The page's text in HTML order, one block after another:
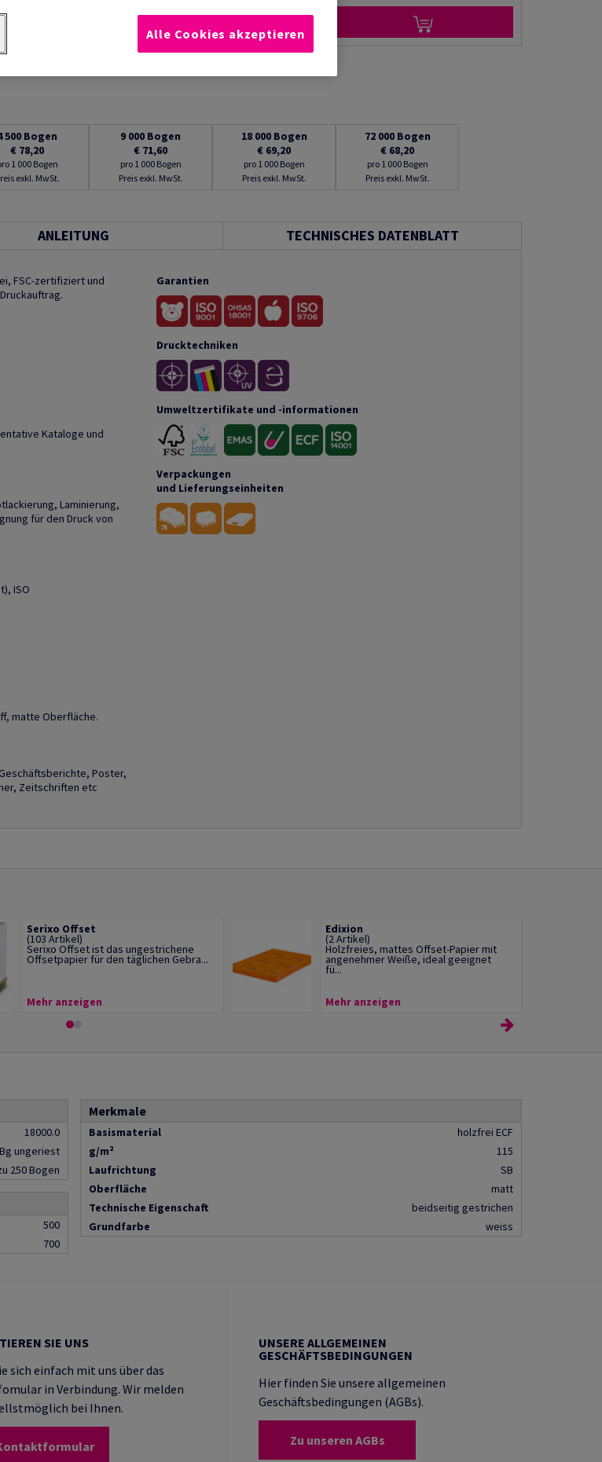
500 Bogen
€ 78,20
1 000 Bogen
exkl. MwSt.
9 000 Bogen
€ 71,60
pro 1 000 Bogen
Preis exkl. MwSt.
18 000 Bogen
€ 69,20
pro 1 000 Bogen
Preis exkl. MwSt.
72 000 Bogen
€ 68,20
pro 1 000 Bogen
Preis exkl. MwSt.
ANLEITUNG TECHNISCHES DATENBLATT
FSC-zertifiziert und
Kataloge und
Laminierung,
für den Druck von
ISO
matte Oberfläche.
Poster,
Zeitschriften etc
Garantien
Drucktechniken
Umweltzertifikate und -informationen
Verpackungen
und Lieferungseinheiten
Serixo Offset
(103 Artikel)
Serixo Offset ist das ungestrichene
Offsetpapier für den täglichen Gebra...
Mehr anzeigen
Edixion
(2 Artikel)
Holzfreies, mattes Offset-Papier mit
angenehmer Weiße, ideal geeignet
fü...
Mehr anzeigen
18000.0
ungeriest
250 Bogen
500
700
Merkmale
Basismaterial
holzfrei ECF
g/m²
115
Laufrichtung
SB
Oberfläche
matt
Technische Eigenschaft
beidseitig gestrichen
Grundfarbe
weiss
SIE UNS
sich einfach mit uns über das
in Verbindung. Wir melden
bei Ihnen.
UNSERE ALLGEMEINEN
GESCHÄFTSBEDINGUNGEN
Hier finden Sie unsere allgemeinen
Geschäftsbedingungen (AGBs).
Zu unseren AGBs
Alle Cookies akzeptieren